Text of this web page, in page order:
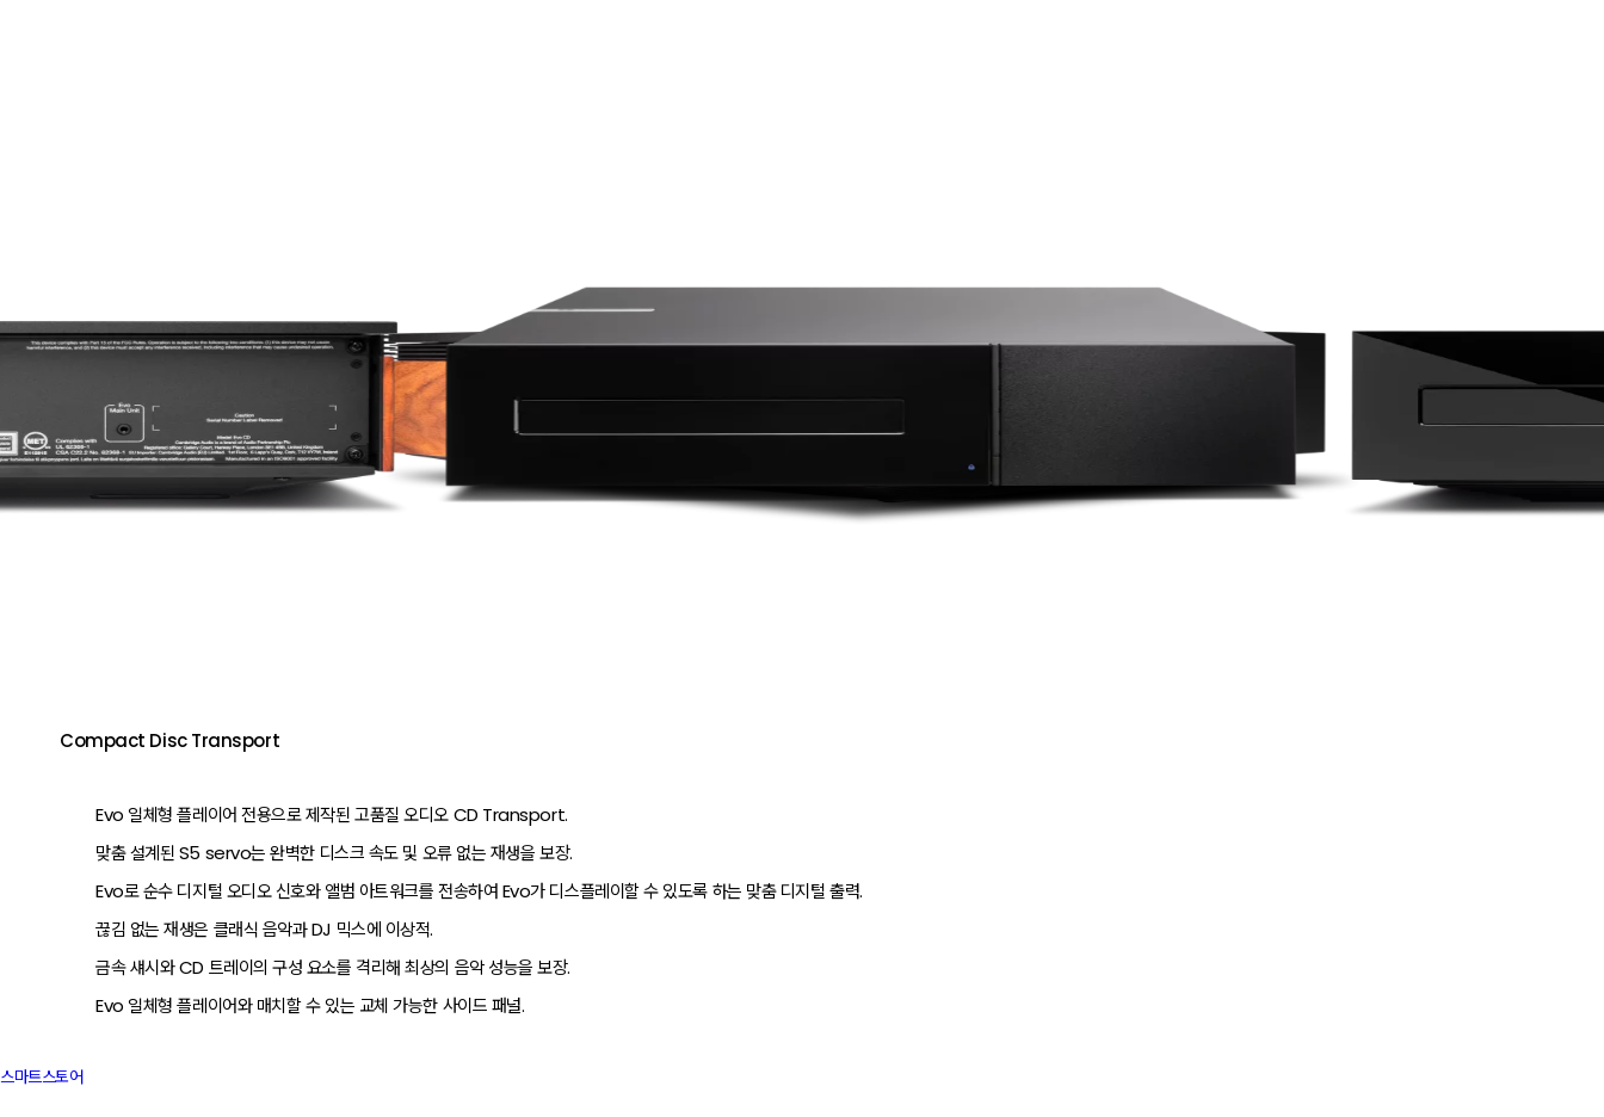
Compact Disc Transport
Evo 일체형 플레이어 전용으로 제작된 고품질 오디오 CD Transport.
맞춤 설계된 S5 servo는 완벽한 디스크 속도 및 오류 없는 재생을 보장.
Evo로 순수 디지털 오디오 신호와 앨범 아트워크를 전송하여 Evo가 디스플레이할 수 있도록 하는 맞춤 디지털 출력.
끊김 없는 재생은 클래식 음악과 DJ 믹스에 이상적.
금속 섀시와 CD 트레이의 구성 요소를 격리해 최상의 음악 성능을 보장.
Evo 일체형 플레이어와 매치할 수 있는 교체 가능한 사이드 패널.
스마트스토어